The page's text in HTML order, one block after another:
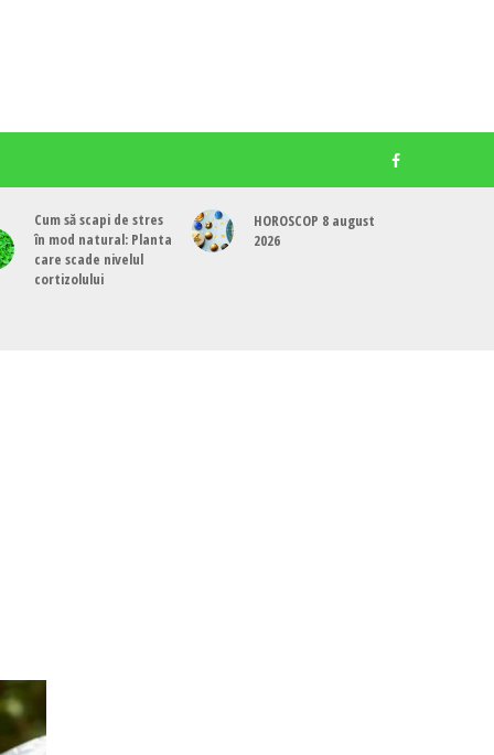
Cum să scapi de stres
în mod natural: Planta
care scade nivelul
cortizolului
HOROSCOP 8 august
2026